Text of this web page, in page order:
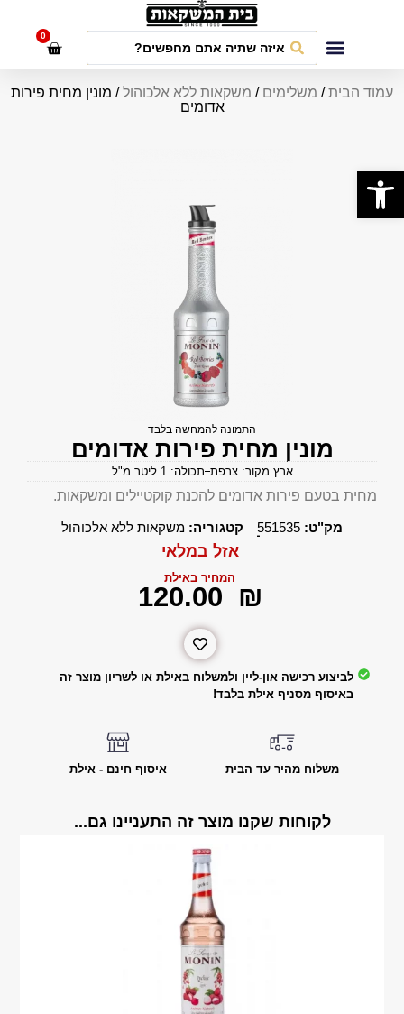
0
עמוד הבית/ משלימים / משקאות ללא אלכוהול/ מונין מחית פירות
אדומים
התמונה להמחשה בלבד
מונין מחית פירות אדומים
ארץ מקור: צרפת תכולה: 1 ליטר מ"ל
מחית בטעם פירות אדומים להכנת קוקטיילים ומשקאות.
מק"ט: 551535 קטגוריה: משקאות ללא אלכוהול
אזל במלאי
המחיר באילת
‎120.00 ₪
לביצוע רכישה און-ליין ולמשלוח באילת או לשריון מוצר זה
באיסוף מסניף אילת בלבד!
משלוח מהיר עד הבית איסוף חינם - אילת
לקוחות שקנו מוצר זה התעניינו גם...
פתח סרגל נגישות